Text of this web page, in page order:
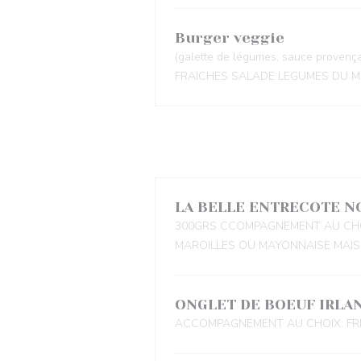
Burger veggie
(galette de légumes, sauce
FRAICHES SALADE LEGUMES DU
LA BELLE ENTRECOTE
300GRS CCOMPAGNEMENT AU
MAROILLES OU MAYONNAISE
ONGLET DE BOEUF
ACCOMPAGNEMENT AU CHOIX: